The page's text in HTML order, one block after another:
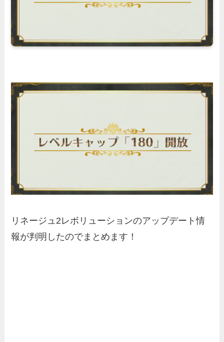
リネージュ2レボリューションのアップデート情
報が判明したのでまとめます！